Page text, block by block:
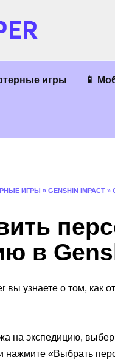
игры 📱
ИГРЫ » GENSHIN IMPACT »
в
вы узнаете о том, как
на экспедицию,
нажмите «Выбрать